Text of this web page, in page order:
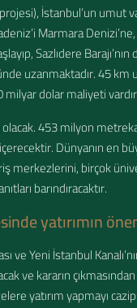
projesi), İstanbul’un
Marmara
Sazlıdere
uzanmaktadır. 45
dolar maliyeti
453 milyon
Dünyanın en
merkezlerini, birçok
barındıracaktır.
yatırımın
ve Yeni İstanbul
ve kararın
yatırım yapmayı